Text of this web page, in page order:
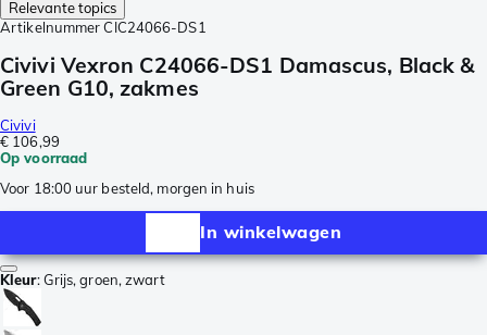
Relevante topics
Artikelnummer CIC24066-DS1
Civivi Vexron C24066-DS1 Damascus, Black &
Green G10, zakmes
Civivi
€ 106,99
Op voorraad
Voor 18:00 uur besteld, morgen in huis
In winkelwagen
Kleur:Grijs, groen, zwart